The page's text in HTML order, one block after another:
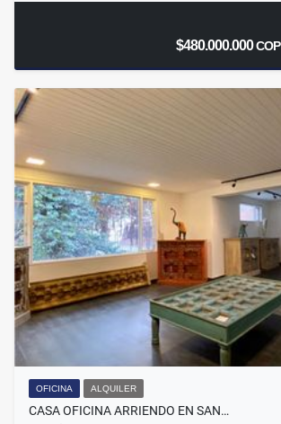
$480.000.000COP
OFICINA ALQUILER
CASA OFICINA ARRIENDO EN SAN…